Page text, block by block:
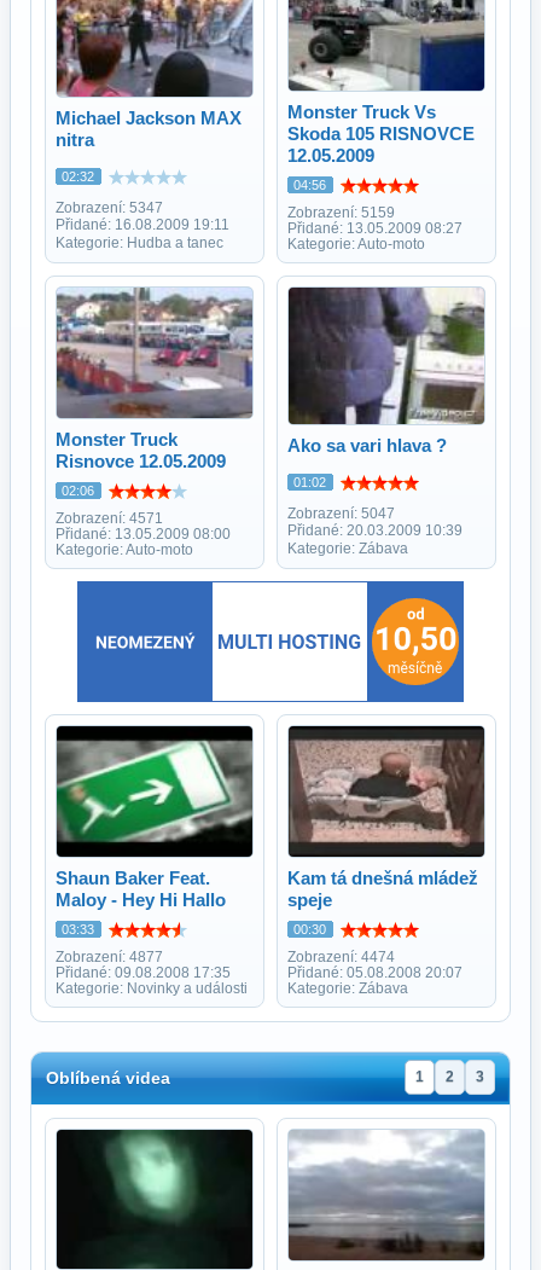
Michael Jackson MAX
nitra
02:32
Zobrazení: 5347
Přidané: 16.08.2009 19:11
Kategorie: Hudba a tanec
Monster Truck Vs
Skoda 105 RISNOVCE
12.05.2009
04:56
Zobrazení: 5159
Přidané: 13.05.2009 08:27
Kategorie: Auto-moto
Monster Truck
Risnovce 12.05.2009
02:06
Zobrazení: 4571
Přidané: 13.05.2009 08:00
Kategorie: Auto-moto
Ako sa vari hlava ?
01:02
Zobrazení: 5047
Přidané: 20.03.2009 10:39
Kategorie: Zábava
Shaun Baker Feat.
Maloy - Hey Hi Hallo
03:33
Zobrazení: 4877
Přidané: 09.08.2008 17:35
Kategorie: Novinky a události
Kam tá dnešná mládež
speje
00:30
Zobrazení: 4474
Přidané: 05.08.2008 20:07
Kategorie: Zábava
Oblíbená videa 1 2 3